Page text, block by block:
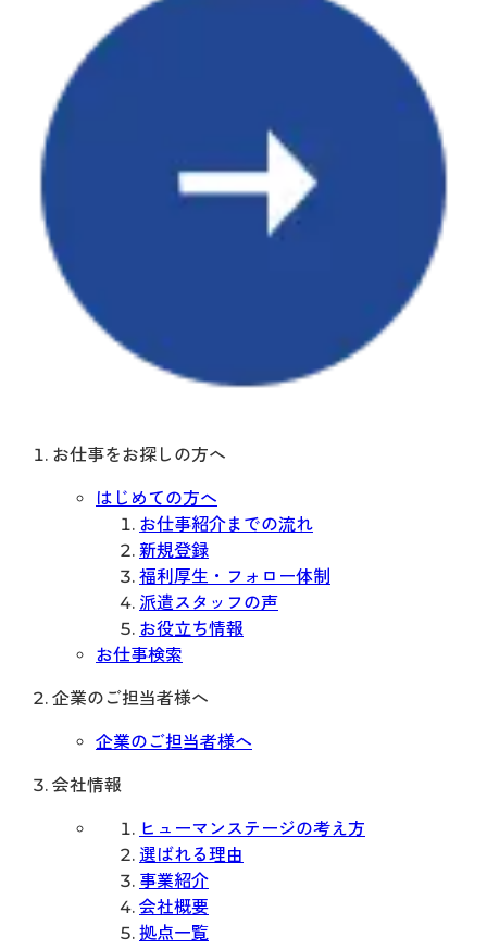
お仕事をお探しの方へ
はじめての方へ
お仕事紹介までの流れ
新規登録
福利厚生・フォロー体制
派遣スタッフの声
お役立ち情報
お仕事検索
企業のご担当者様へ
企業のご担当者様へ
会社情報
ヒューマンステージの考え方
選ばれる理由
事業紹介
会社概要
拠点一覧